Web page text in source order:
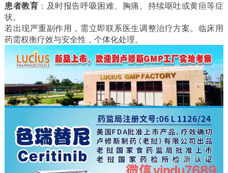
患者教育 ：及时报告呼吸困难、胸痛、持续呕吐或黄疸等症
状。
若出现严重副作用，需立即联系医生调整治疗方案。临床用
药需权衡疗效与安全性，个体化处理。